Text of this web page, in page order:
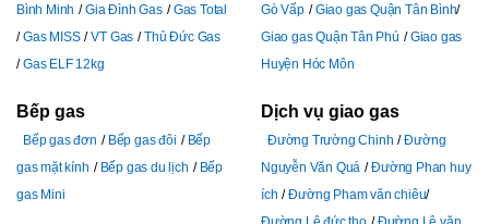
Bình Minh
Gia Đình Gas
Gas Total
Gas MISS
VT Gas
Thủ Đức Gas
Gas ELF 12kg
Bếp gas
Bếp gas đơn Bếp gas đôi
Bếp
gas mặt kính
Bếp gas du lịch
Bếp
gas Mini
Gò Vấp
Giao gas Quận Tân Bình
Giao gas Quận Tân Phú
Giao gas
Huyện Hóc Môn
Dịch vụ giao gas
Đường Trường Chinh
Đường
Nguyễn Văn Quá
Đường Phan huy
ích
Đường Pham văn chiêu